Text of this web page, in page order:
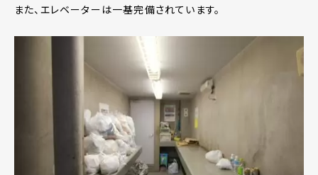
また、エレベーターは一基完備されています。